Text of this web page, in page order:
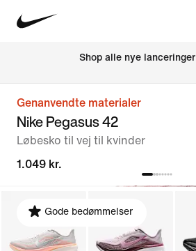
Shop alle nye lanceringer
Genanvendte materialer
Nike Pegasus 42
Løbesko til vej til kvinder
1.049 kr.
Gode bedømmelser